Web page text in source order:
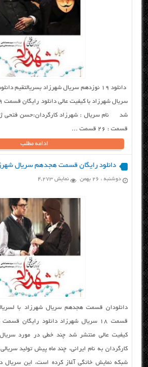
دانلود ۱۹ نوزدهم سریال شهرزاد بسریالتقیم
شد نام سریال : شهرزاد کارگردان:حسن فتحی
قسمت : 26 قسمت ...
ادامه مطلب
دانلود رایگان قسمت هجدهم سریال
دوشنبه ، ۲۶ بهمن نمایش 4,273
دانلودان قسمت هجدهم سریال شهرزاد با
قسمت ۱۸ سریال شهرزاد دانلود رایگان
کیفیت عالی منتشر شد چند خطی در مورد
کارگردان به نام ایرانی، چند ماه پیش تولید
شبکه نمایش خانگی آغاز کرده است، این سریال